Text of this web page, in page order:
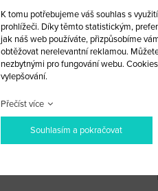
K tomu potřebujeme váš souhlas s
prohlížeči. Díky těmto statistickým,
jak náš web používáte, přizpůsobíme
obtěžovat nerelevantní reklamou.
nezbytnými pro fungování webu.
vylepšování.
Přečíst více
Souhlasím a pokračovat